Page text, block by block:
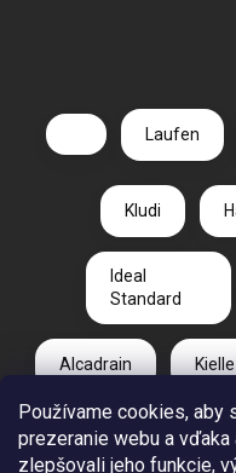
Používame cookies, aby
prezeranie webu a
zlepšovali jeho funkcie,
Laufen
Kludi
Ideal
Standard
Alcadrain Kielle
Duravit